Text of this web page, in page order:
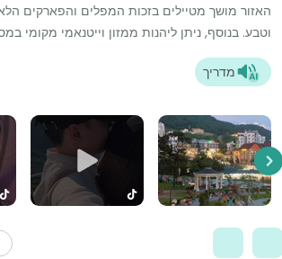
האזור מושך מטיילים בזכות המפלים והפארקים
וטבע. בנוסף, ניתן ליהנות ממזון וייטנאמי מקומי
מדריך
Next